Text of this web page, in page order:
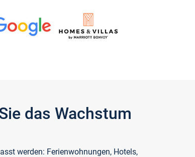
das Wachstum
werden: Ferienwohnungen, Hotels,